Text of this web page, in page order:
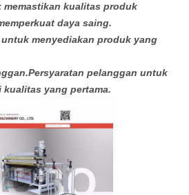
kualitas produk
daya saing.
menyediakan produk yang
pelanggan untuk
yang pertama.